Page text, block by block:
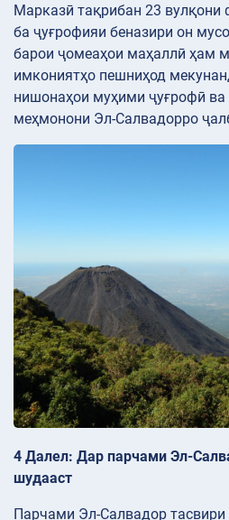
Марказӣ тақрибан 23 вулқони
ба ҷуғрофияи беназири он
барои ҷомеаҳои маҳаллӣ ҳам
имкониятҳо пешниҳод
нишонаҳои муҳими ҷуғрофӣ ва
меҳмонони Эл-Салвадорро
4 Далел: Дар парчами Эл-
шудааст
Парчами Эл-Салвадор